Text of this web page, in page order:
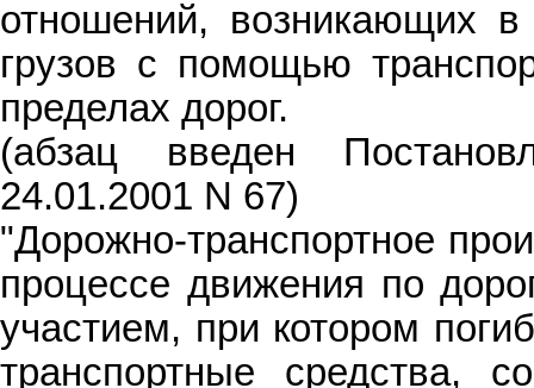
отношений, возникающих
грузов с помощью
пределах дорог.
(абзац введен
24.01.2001 N 67)
"Дорожно-транспортное
процессе движения по
участием, при котором
транспортные средства,